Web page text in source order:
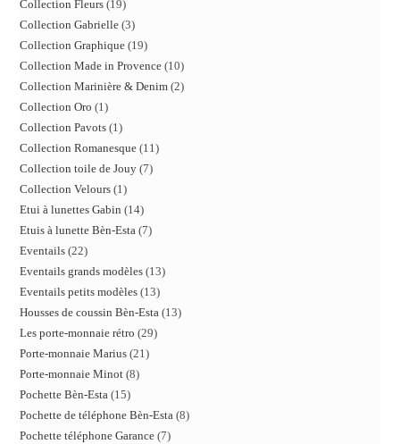
Collection Fleurs 19
Collection Gabrielle 3
Collection Graphique 19
Collection Made in Provence 10
Collection Marinière & Denim 2
Collection Oro 1
Collection Pavots 1
Collection Romanesque 11
Collection toile de Jouy 7
Collection Velours 1
Etui à lunettes Gabin 14
Etuis à lunette Bèn-Esta 7
Eventails 22
Eventails grands modèles 13
Eventails petits modèles 13
Housses de coussin Bèn-Esta 13
Les porte-monnaie rétro 29
Porte-monnaie Marius 21
Porte-monnaie Minot 8
Pochette Bèn-Esta 15
Pochette de téléphone Bèn-Esta 8
Pochette téléphone Garance 7